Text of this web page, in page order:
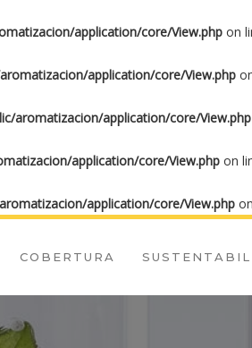
application/core/View.php on
application/core/View.php
aromatizacion/application/core/View.php
application/core/View.php on
application/core/View.php
COBERTURA